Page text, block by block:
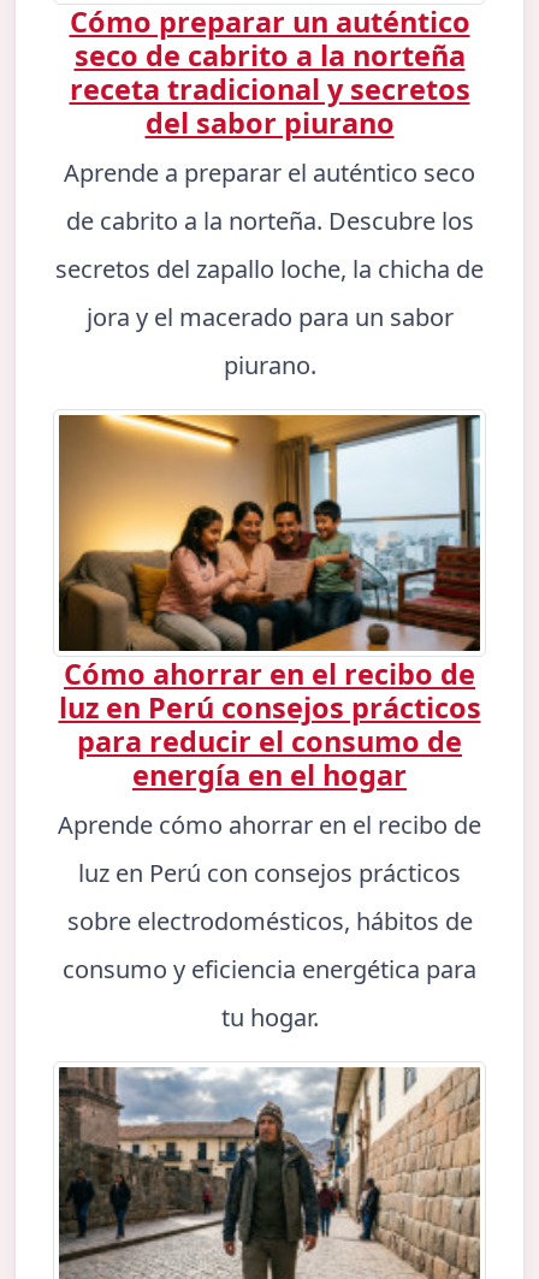
Cómo preparar un auténtico
seco de cabrito a la norteña
receta tradicional y secretos
del sabor piurano
Aprende a preparar el auténtico seco
de cabrito a la norteña. Descubre los
secretos del zapallo loche, la chicha de
jora y el macerado para un sabor
piurano.
Cómo ahorrar en el recibo de
luz en Perú consejos prácticos
para reducir el consumo de
energía en el hogar
Aprende cómo ahorrar en el recibo de
luz en Perú con consejos prácticos
sobre electrodomésticos, hábitos de
consumo y eficiencia energética para
tu hogar.